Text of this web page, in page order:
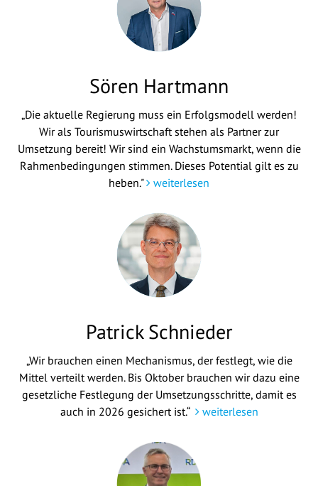
Sören Hartmann
„Die aktuelle Regierung muss ein Erfolgsmodell werden!
Wir als Tourismuswirtschaft stehen als Partner zur
Umsetzung bereit! Wir sind ein Wachstumsmarkt, wenn die
Rahmenbedingungen stimmen. Dieses Potential gilt es zu
heben."
weiterlesen
Patrick Schnieder
„Wir brauchen einen Mechanismus, der festlegt, wie die
Mittel verteilt werden. Bis Oktober brauchen wir dazu eine
gesetzliche Festlegung der Umsetzungsschritte, damit es
auch in 2026 gesichert ist.“
weiterlesen